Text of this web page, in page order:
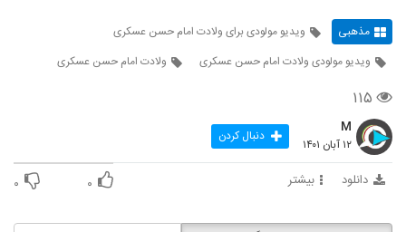
مذهبی
ویدیو مولودی برای ولادت امام حسن عسکری
ویدیو مولودی ولادت امام حسن عسکری
ولادت امام حسن عسکری
۱۱۵
M
۱۲ آبان ۱۴۰۱ دنبال کردن
دانلود بیشتر ۰ ۰